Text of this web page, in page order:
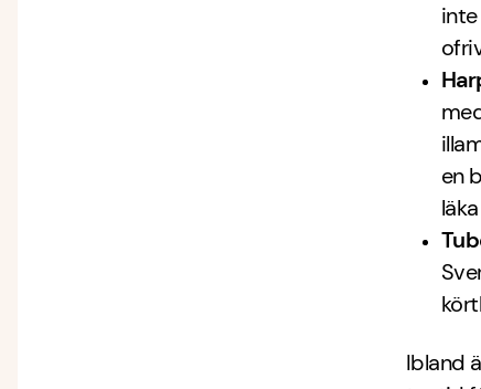
en
Ibland